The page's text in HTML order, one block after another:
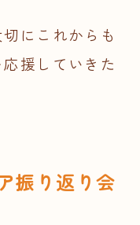
にこれからも
援していきた
振り返り会